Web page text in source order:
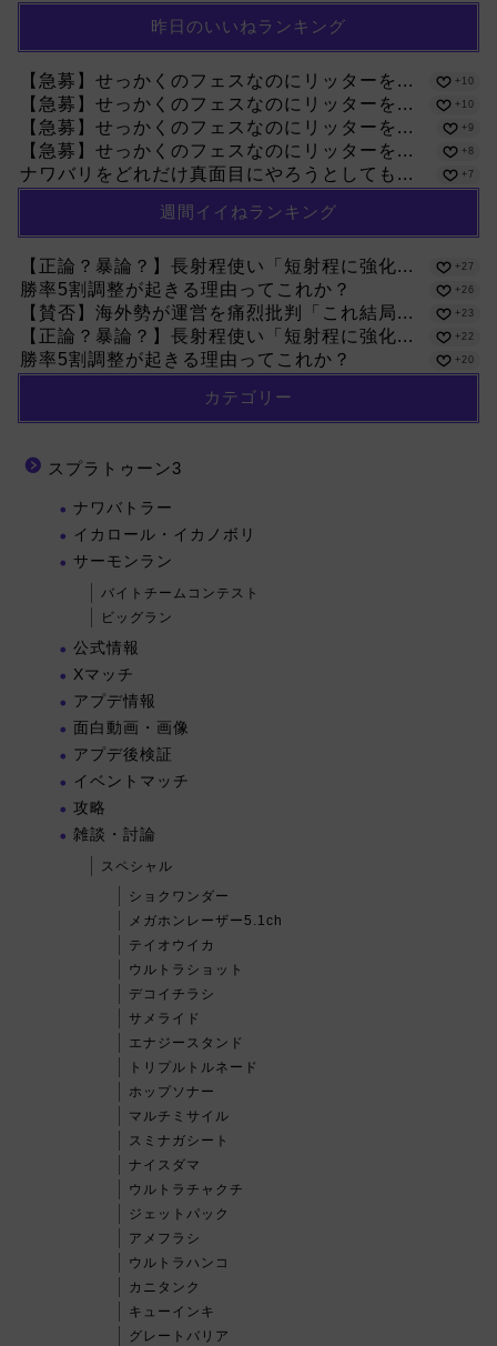
昨日のいいねランキング
【急募】せっかくのフェスなのにリッターを... +10
【急募】せっかくのフェスなのにリッターを... +10
【急募】せっかくのフェスなのにリッターを... +9
【急募】せっかくのフェスなのにリッターを... +8
ナワバリをどれだけ真面目にやろうとしても... +7
週間イイねランキング
【正論？暴論？】長射程使い「短射程に強化... +27
勝率5割調整が起きる理由ってこれか？ +26
【賛否】海外勢が運営を痛烈批判「これ結局... +23
【正論？暴論？】長射程使い「短射程に強化... +22
勝率5割調整が起きる理由ってこれか？ +20
カテゴリー
スプラトゥーン3
ナワバトラー
イカロール・イカノボリ
サーモンラン
バイトチームコンテスト
ビッグラン
公式情報
Xマッチ
アプデ情報
面白動画・画像
アプデ後検証
イベントマッチ
攻略
雑談・討論
スペシャル
ショクワンダー
メガホンレーザー5.1ch
テイオウイカ
ウルトラショット
デコイチラシ
サメライド
エナジースタンド
トリプルトルネード
ホップソナー
マルチミサイル
スミナガシート
ナイスダマ
ウルトラチャクチ
ジェットパック
アメフラシ
ウルトラハンコ
カニタンク
キューインキ
グレートバリア